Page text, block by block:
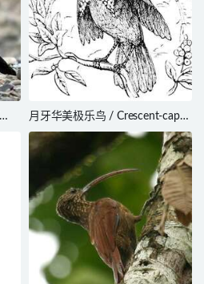
月牙华美极乐鸟 / Crescent-caped
Lophorina / Lophorina niedda